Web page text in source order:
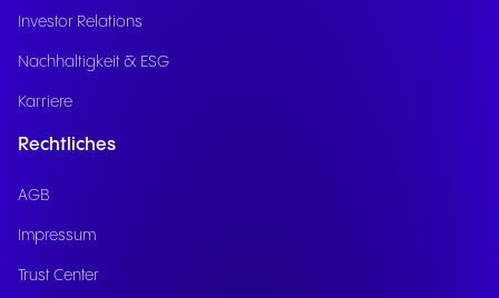
Investor Relations
Nachhaltigkeit & ESG
Karriere
Rechtliches
AGB
Impressum
Trust Center